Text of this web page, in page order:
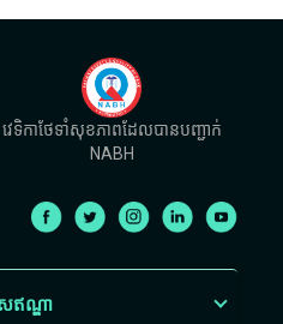
វេទិកាថែទាំសុខភាពដែលបានបញ្ជាក់
NABH
សឥណ្ឌា